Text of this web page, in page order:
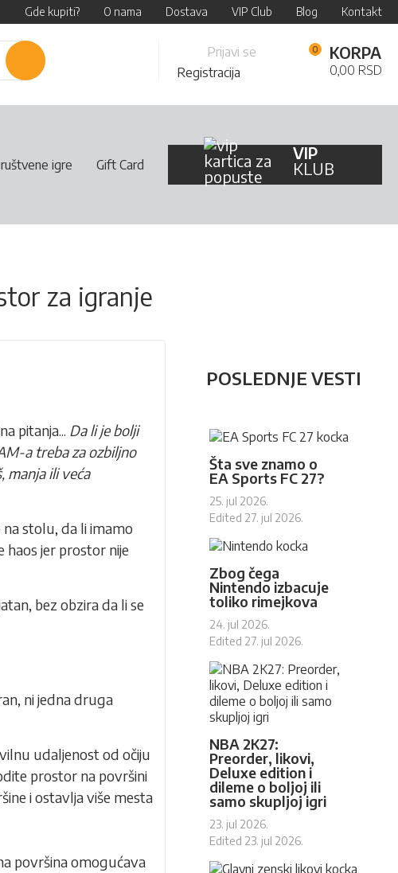
Gde kupiti? O nama Dostava VIP Club Blog Kontakt
Pretraži
Content
Prijavi se
Registracija
KORPA
0,00 RSD
igre Gift Card
VIP
KLUB
za igranje
pitanja... Da li je bolji
a treba za ozbiljno
manja ili veća
stolu, da li imamo
haos jer prostor nije
bez obzira da li se
ni jedna druga
udaljenost od očiju
prostor na površini
i ostavlja više mesta
površina omogućava
POSLEDNJE VESTI
Šta sve znamo o
EA Sports FC 27?
25. jul 2026.
Edited 27. jul 2026.
Zbog čega
Nintendo izbacuje
toliko rimejkova
24. jul 2026.
Edited 27. jul 2026.
NBA 2K27:
Preorder, likovi,
Deluxe edition i
dileme o boljoj ili
samo skupljoj igri
23. jul 2026.
Edited 23. jul 2026.